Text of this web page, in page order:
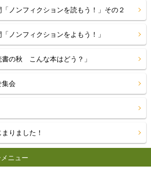
「ノンフィクションを読もう！」その２
ノンフィクションをよもう！」
書の秋 こんな本はどう？」
集会
りました！